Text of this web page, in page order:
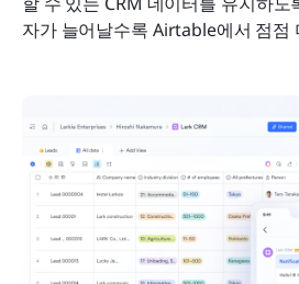
자가 늘어날수록 Airtable에서 점점